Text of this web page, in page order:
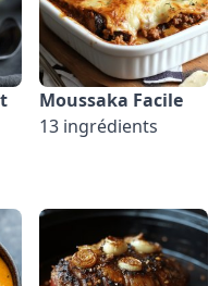
Moussaka Facile
13 ingrédients